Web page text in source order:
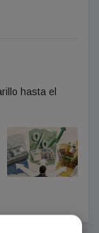
hasta el